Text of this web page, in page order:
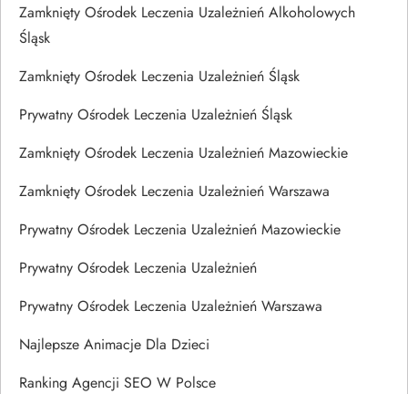
Zamknięty Ośrodek Leczenia Uzależnień Alkoholowych
Śląsk
Zamknięty Ośrodek Leczenia Uzależnień Śląsk
Prywatny Ośrodek Leczenia Uzależnień Śląsk
Zamknięty Ośrodek Leczenia Uzależnień Mazowieckie
Zamknięty Ośrodek Leczenia Uzależnień Warszawa
Prywatny Ośrodek Leczenia Uzależnień Mazowieckie
Prywatny Ośrodek Leczenia Uzależnień
Prywatny Ośrodek Leczenia Uzależnień Warszawa
Najlepsze Animacje Dla Dzieci
Ranking Agencji SEO W Polsce